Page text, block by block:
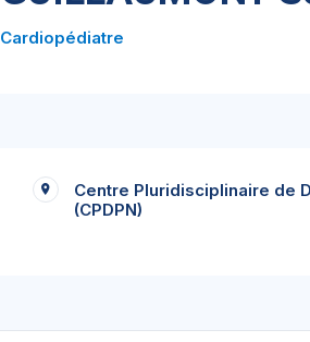
Cardiopédiatre
Centre Pluridisciplinaire de
(CPDPN)